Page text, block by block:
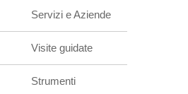
Servizi e Aziende
Visite guidate
Strumenti